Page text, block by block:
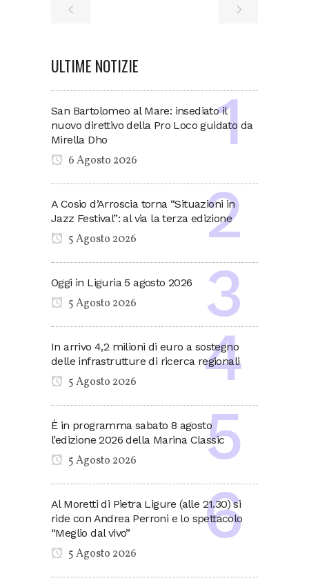
ULTIME NOTIZIE
San Bartolomeo al Mare: insediato il
nuovo direttivo della Pro Loco guidato da
Mirella Dho
6 Agosto 2026
A Cosio d’Arroscia torna “Situazioni in
Jazz Festival”: al via la terza edizione
5 Agosto 2026
Oggi in Liguria 5 agosto 2026
5 Agosto 2026
In arrivo 4,2 milioni di euro a sostegno
delle infrastrutture di ricerca regionali
5 Agosto 2026
È in programma sabato 8 agosto
l’edizione 2026 della Marina Classic
5 Agosto 2026
Al Moretti di Pietra Ligure (alle 21.30) si
ride con Andrea Perroni e lo spettacolo
“Meglio dal vivo”
5 Agosto 2026